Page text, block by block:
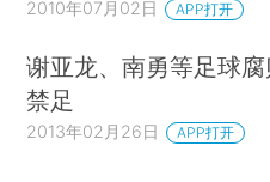
2010年07月02日 APP打开
谢亚龙、南勇等足球
禁足
2013年02月26日 APP打开